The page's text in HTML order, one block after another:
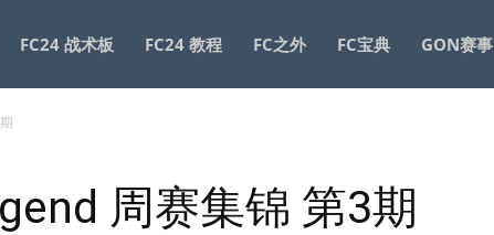
FC24 战术板 FC24 教程 FC之外 FC宝典 GON赛事
周赛集锦 第3期